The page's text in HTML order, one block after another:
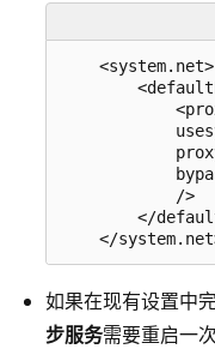
    <system.net>
            />
</
如果在现有设置中
步服务需要重启一